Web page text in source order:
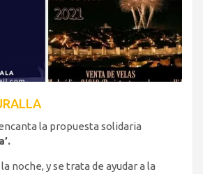
la propuesta solidaria
noche, y se trata de ayudar a la